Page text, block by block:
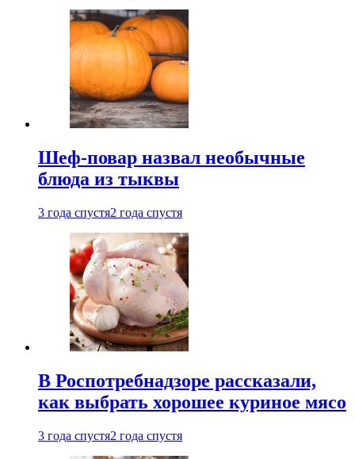
Шеф-повар назвал необычные
блюда из тыквы
3 года спустя2 года спустя
В Роспотребнадзоре рассказали,
как выбрать хорошее куриное мясо
3 года спустя2 года спустя